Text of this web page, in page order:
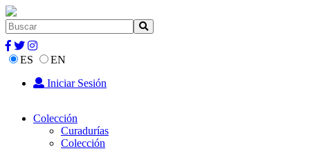
ES
EN
Iniciar Sesión
Colección
Curadurías
Colección